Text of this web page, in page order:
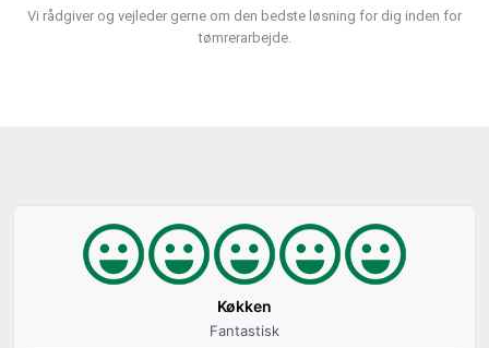
Vi rådgiver og vejleder gerne om den bedste løsning for dig inden for
tømrerarbejde.
Køkken
Fantastisk